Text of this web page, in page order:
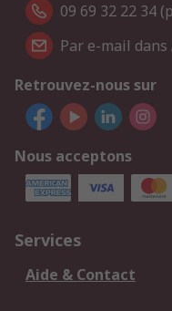
09 69 32 22 34
Par e-mail
Retrouvez-nous sur
Nous acceptons
Services
Aide & Contact